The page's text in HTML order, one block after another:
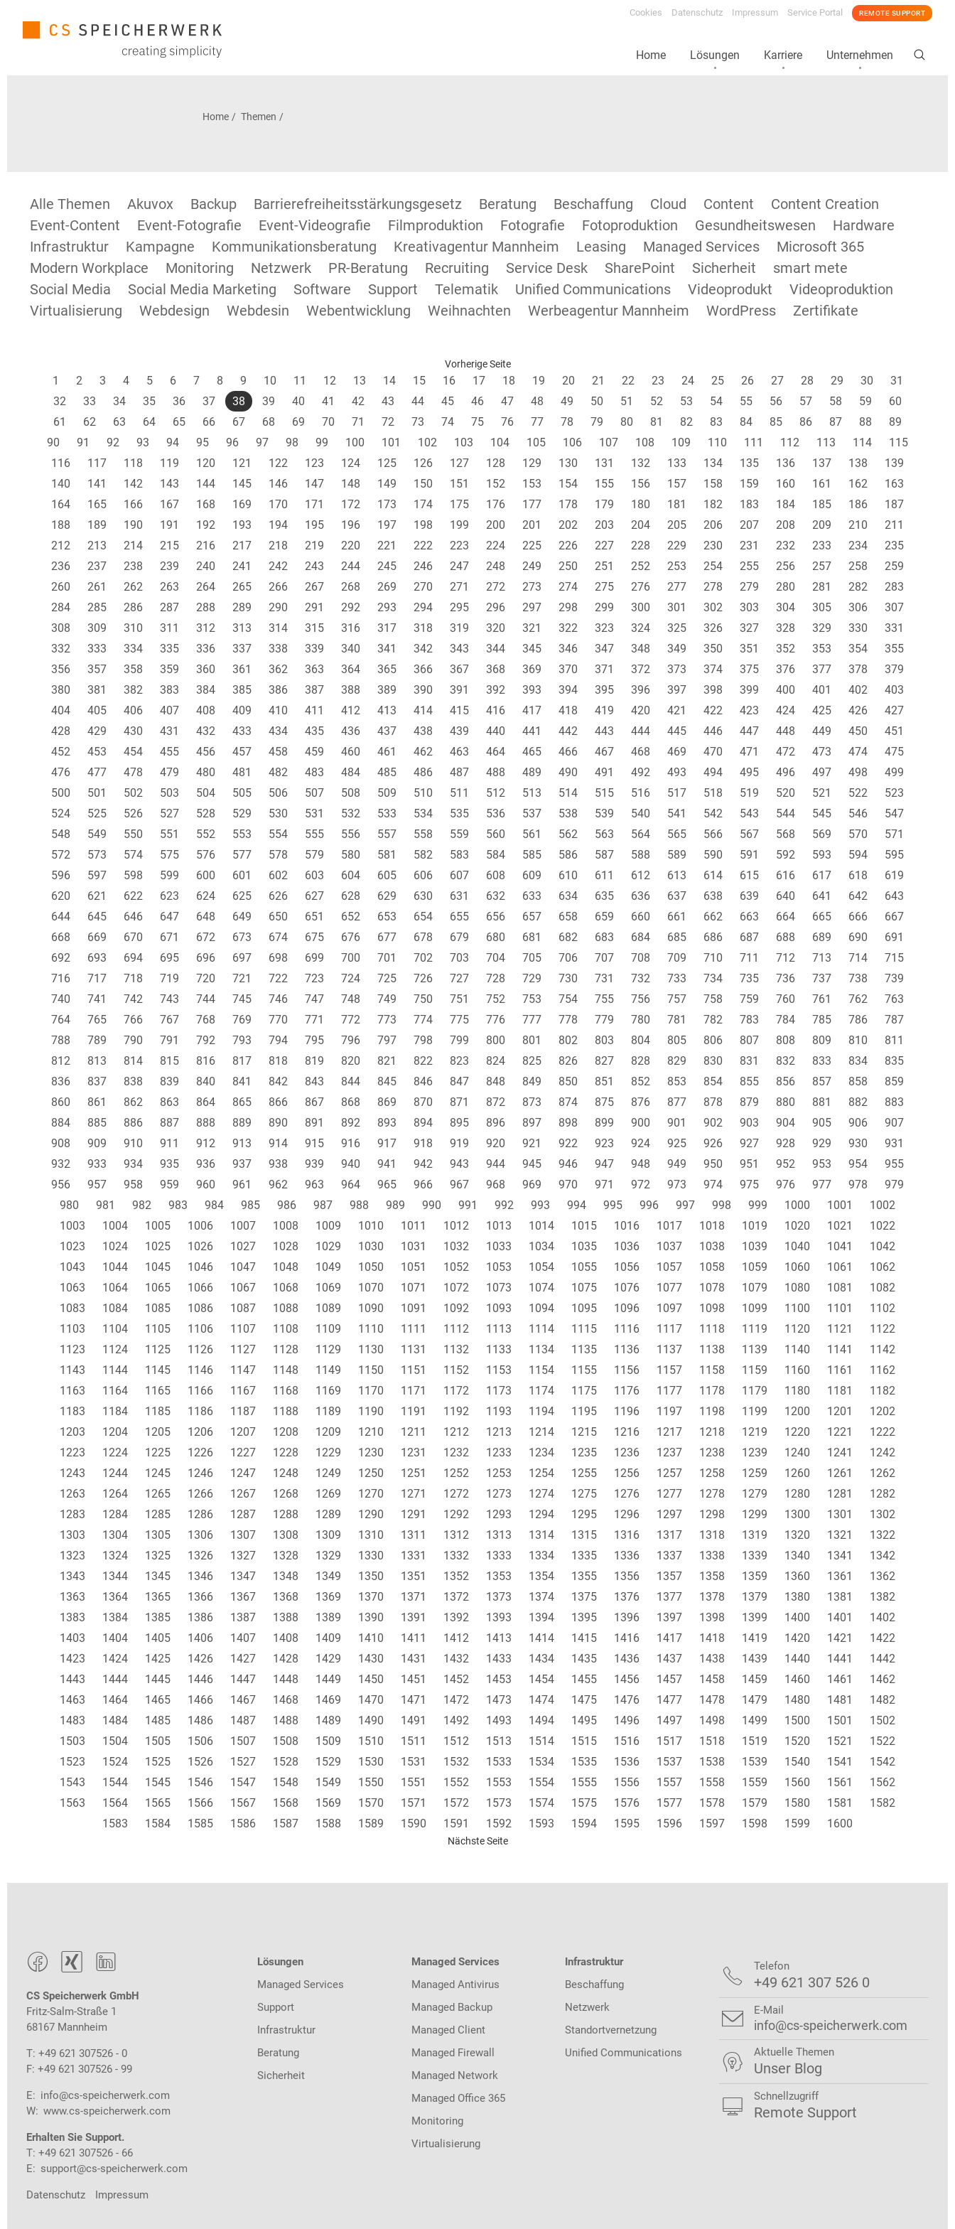
Cookies Datenschutz Impressum Service Portal REMOTE SUPPORT
Home Lösungen Karriere Unternehmen
Home Themen
Alle Themen Akuvox Backup Barrierefreiheitsstärkungsgesetz Beratung Beschaffung Cloud Content
Content Creation
Event-Content
Event-Fotografie Event-Videografie Filmproduktion Fotografie Fotoproduktion Gesundheitswesen
Hardware
Infrastruktur
Kampagne Kommunikationsberatung Kreativagentur Mannheim Leasing Managed Services
Microsoft 365
Modern Workplace
Monitoring Netzwerk PR-Beratung Recruiting Service Desk SharePoint Sicherheit
smart mete
Social Media
Social Media Marketing Software Support Telematik Unified Communications Videoprodukt
Videoproduktion
Virtualisierung
Webdesign Webdesin Webentwicklung Weihnachten Werbeagentur Mannheim WordPress Zertifikate
Vorherige Seite
1 2 3 4 5 6 7 8 9 10 11 12 13 14 15 16 17 18 19 20 21 22 23 24 25 26 27 28 29 30
31
32
33 34 35 36 37 38 39 40 41 42 43 44 45 46 47 48 49 50 51 52 53 54 55 56 57 58 59
60
61
62 63 64 65 66 67 68 69 70 71 72 73 74 75 76 77 78 79 80 81 82 83 84 85 86 87 88
89
90
91 92 93 94 95 96 97 98 99 100 101 102 103 104 105 106 107 108 109 110 111 112 113 114
115
116
117 118 119 120 121 122 123 124 125 126 127 128 129 130 131 132 133 134 135 136 137 138
139
140
141 142 143 144 145 146 147 148 149 150 151 152 153 154 155 156 157 158 159 160 161 162
163
164
165 166 167 168 169 170 171 172 173 174 175 176 177 178 179 180 181 182 183 184 185 186
187
188
189 190 191 192 193 194 195 196 197 198 199 200 201 202 203 204 205 206 207 208 209 210
211
212
213 214 215 216 217 218 219 220 221 222 223 224 225 226 227 228 229 230 231 232 233 234
235
236
237 238 239 240 241 242 243 244 245 246 247 248 249 250 251 252 253 254 255 256 257 258
259
260
261 262 263 264 265 266 267 268 269 270 271 272 273 274 275 276 277 278 279 280 281 282
283
284
285 286 287 288 289 290 291 292 293 294 295 296 297 298 299 300 301 302 303 304 305 306
307
308
309 310 311 312 313 314 315 316 317 318 319 320 321 322 323 324 325 326 327 328 329 330
331
332
333 334 335 336 337 338 339 340 341 342 343 344 345 346 347 348 349 350 351 352 353 354
355
356
357 358 359 360 361 362 363 364 365 366 367 368 369 370 371 372 373 374 375 376 377 378
379
380
381 382 383 384 385 386 387 388 389 390 391 392 393 394 395 396 397 398 399 400 401 402
403
404
405 406 407 408 409 410 411 412 413 414 415 416 417 418 419 420 421 422 423 424 425 426
427
428
429 430 431 432 433 434 435 436 437 438 439 440 441 442 443 444 445 446 447 448 449 450
451
452
453 454 455 456 457 458 459 460 461 462 463 464 465 466 467 468 469 470 471 472 473 474
475
476
477 478 479 480 481 482 483 484 485 486 487 488 489 490 491 492 493 494 495 496 497 498
499
500
501 502 503 504 505 506 507 508 509 510 511 512 513 514 515 516 517 518 519 520 521 522
523
524
525 526 527 528 529 530 531 532 533 534 535 536 537 538 539 540 541 542 543 544 545 546
547
548
549 550 551 552 553 554 555 556 557 558 559 560 561 562 563 564 565 566 567 568 569 570
571
572
573 574 575 576 577 578 579 580 581 582 583 584 585 586 587 588 589 590 591 592 593 594
595
596
597 598 599 600 601 602 603 604 605 606 607 608 609 610 611 612 613 614 615 616 617 618
619
620
621 622 623 624 625 626 627 628 629 630 631 632 633 634 635 636 637 638 639 640 641 642
643
644
645 646 647 648 649 650 651 652 653 654 655 656 657 658 659 660 661 662 663 664 665 666
667
668
669 670 671 672 673 674 675 676 677 678 679 680 681 682 683 684 685 686 687 688 689 690
691
692
693 694 695 696 697 698 699 700 701 702 703 704 705 706 707 708 709 710 711 712 713 714
715
716
717 718 719 720 721 722 723 724 725 726 727 728 729 730 731 732 733 734 735 736 737 738
739
740
741 742 743 744 745 746 747 748 749 750 751 752 753 754 755 756 757 758 759 760 761 762
763
764
765 766 767 768 769 770 771 772 773 774 775 776 777 778 779 780 781 782 783 784 785 786
787
788
789 790 791 792 793 794 795 796 797 798 799 800 801 802 803 804 805 806 807 808 809 810
811
812
813 814 815 816 817 818 819 820 821 822 823 824 825 826 827 828 829 830 831 832 833 834
835
836
837 838 839 840 841 842 843 844 845 846 847 848 849 850 851 852 853 854 855 856 857 858
859
860
861 862 863 864 865 866 867 868 869 870 871 872 873 874 875 876 877 878 879 880 881 882
883
884
885 886 887 888 889 890 891 892 893 894 895 896 897 898 899 900 901 902 903 904 905 906
907
908
909 910 911 912 913 914 915 916 917 918 919 920 921 922 923 924 925 926 927 928 929 930
931
932
933 934 935 936 937 938 939 940 941 942 943 944 945 946 947 948 949 950 951 952 953 954
955
956
957 958 959 960 961 962 963 964 965 966 967 968 969 970 971 972 973 974 975 976 977 978
979
980
981 982 983 984 985 986 987 988 989 990 991 992 993 994 995 996 997 998 999 1000 1001
1002
1003
1004 1005 1006 1007 1008 1009 1010 1011 1012 1013 1014 1015 1016 1017 1018 1019 1020 1021
1022
1023
1024 1025 1026 1027 1028 1029 1030 1031 1032 1033 1034 1035 1036 1037 1038 1039 1040 1041
1042
1043
1044 1045 1046 1047 1048 1049 1050 1051 1052 1053 1054 1055 1056 1057 1058 1059 1060 1061
1062
1063
1064 1065 1066 1067 1068 1069 1070 1071 1072 1073 1074 1075 1076 1077 1078 1079 1080 1081
1082
1083
1084 1085 1086 1087 1088 1089 1090 1091 1092 1093 1094 1095 1096 1097 1098 1099 1100 1101
1102
1103
1104 1105 1106 1107 1108 1109 1110 1111 1112 1113 1114 1115 1116 1117 1118 1119 1120 1121
1122
1123
1124 1125 1126 1127 1128 1129 1130 1131 1132 1133 1134 1135 1136 1137 1138 1139 1140 1141
1142
1143
1144 1145 1146 1147 1148 1149 1150 1151 1152 1153 1154 1155 1156 1157 1158 1159 1160 1161
1162
1163
1164 1165 1166 1167 1168 1169 1170 1171 1172 1173 1174 1175 1176 1177 1178 1179 1180 1181
1182
1183
1184 1185 1186 1187 1188 1189 1190 1191 1192 1193 1194 1195 1196 1197 1198 1199 1200 1201
1202
1203
1204 1205 1206 1207 1208 1209 1210 1211 1212 1213 1214 1215 1216 1217 1218 1219 1220 1221
1222
1223
1224 1225 1226 1227 1228 1229 1230 1231 1232 1233 1234 1235 1236 1237 1238 1239 1240 1241
1242
1243
1244 1245 1246 1247 1248 1249 1250 1251 1252 1253 1254 1255 1256 1257 1258 1259 1260 1261
1262
1263
1264 1265 1266 1267 1268 1269 1270 1271 1272 1273 1274 1275 1276 1277 1278 1279 1280 1281
1282
1283
1284 1285 1286 1287 1288 1289 1290 1291 1292 1293 1294 1295 1296 1297 1298 1299 1300 1301
1302
1303
1304 1305 1306 1307 1308 1309 1310 1311 1312 1313 1314 1315 1316 1317 1318 1319 1320 1321
1322
1323
1324 1325 1326 1327 1328 1329 1330 1331 1332 1333 1334 1335 1336 1337 1338 1339 1340 1341
1342
1343
1344 1345 1346 1347 1348 1349 1350 1351 1352 1353 1354 1355 1356 1357 1358 1359 1360 1361
1362
1363
1364 1365 1366 1367 1368 1369 1370 1371 1372 1373 1374 1375 1376 1377 1378 1379 1380 1381
1382
1383
1384 1385 1386 1387 1388 1389 1390 1391 1392 1393 1394 1395 1396 1397 1398 1399 1400 1401
1402
1403
1404 1405 1406 1407 1408 1409 1410 1411 1412 1413 1414 1415 1416 1417 1418 1419 1420 1421
1422
1423
1424 1425 1426 1427 1428 1429 1430 1431 1432 1433 1434 1435 1436 1437 1438 1439 1440 1441
1442
1443
1444 1445 1446 1447 1448 1449 1450 1451 1452 1453 1454 1455 1456 1457 1458 1459 1460 1461
1462
1463
1464 1465 1466 1467 1468 1469 1470 1471 1472 1473 1474 1475 1476 1477 1478 1479 1480 1481
1482
1483
1484 1485 1486 1487 1488 1489 1490 1491 1492 1493 1494 1495 1496 1497 1498 1499 1500 1501
1502
1503
1504 1505 1506 1507 1508 1509 1510 1511 1512 1513 1514 1515 1516 1517 1518 1519 1520 1521
1522
1523
1524 1525 1526 1527 1528 1529 1530 1531 1532 1533 1534 1535 1536 1537 1538 1539 1540 1541
1542
1543
1544 1545 1546 1547 1548 1549 1550 1551 1552 1553 1554 1555 1556 1557 1558 1559 1560 1561
1562
1563
1564 1565 1566 1567 1568 1569 1570 1571 1572 1573 1574 1575 1576 1577 1578 1579 1580 1581
1582
1583
1584 1585 1586 1587 1588 1589 1590 1591 1592 1593 1594 1595 1596 1597 1598 1599 1600
Nächste Seite
  
CS Speicherwerk GmbH
Fritz-Salm-Straße 1
68167 Mannheim
T: +49 621 307526 - 0
F: +49 621 307526 - 99
E: info@cs-speicherwerk.com
W: www.cs-speicherwerk.com
Erhalten Sie Support.
T: +49 621 307526 - 66
E: support@cs-speicherwerk.com
Datenschutz Impressum
Lösungen
Managed Services
Support
Infrastruktur
Beratung
Sicherheit
Managed Services
Managed Antivirus
Managed Backup
Managed Client
Managed Firewall
Managed Network
Managed Office 365
Monitoring
Virtualisierung
Infrastruktur
Beschaffung
Netzwerk
Standortvernetzung
Unified Communications
 Telefon
+49 621 307 526 0
 E-Mail
info@cs-speicherwerk.com
 Aktuelle Themen
Unser Blog
 Schnellzugriff
Remote Support